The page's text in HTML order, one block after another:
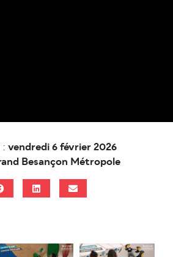
vendredi 6 février 2026
Besançon Métropole